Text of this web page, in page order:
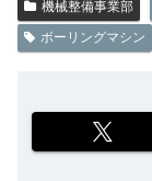
機械整備事業部
ボーリングマシン